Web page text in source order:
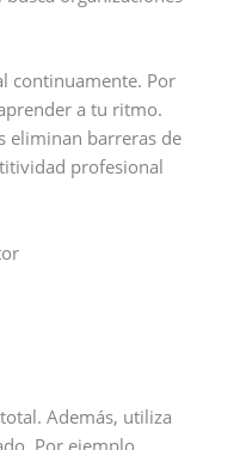
continuamente. Por
a tu ritmo.
eliminan barreras de
profesional
Además, utiliza